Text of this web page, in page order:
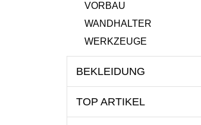
VORBAU
WANDHALTER
WERKZEUGE
BEKLEIDUNG
TOP ARTIKEL